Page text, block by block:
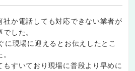
社か電話しても対応できない業者が
した。
に現場に迎えるとお伝えしたとこ
すいており現場に普段より早めに